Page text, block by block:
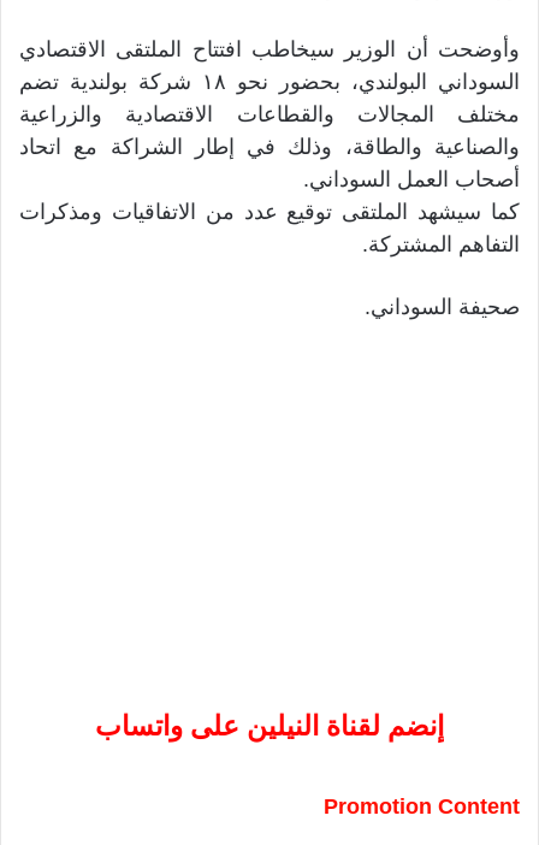
وأوضحت أن الوزير سيخاطب افتتاح الملتقى الاقتصادي
السوداني البولندي، بحضور نحو ١٨ شركة بولندية تضم
مختلف المجالات والقطاعات الاقتصادية والزراعية
والصناعية والطاقة، وذلك في إطار الشراكة مع اتحاد
أصحاب العمل السوداني.
كما سيشهد الملتقى توقيع عدد من الاتفاقيات ومذكرات
التفاهم المشتركة.
صحيفة السوداني.
إنضم لقناة النيلين على واتساب
Promotion Content